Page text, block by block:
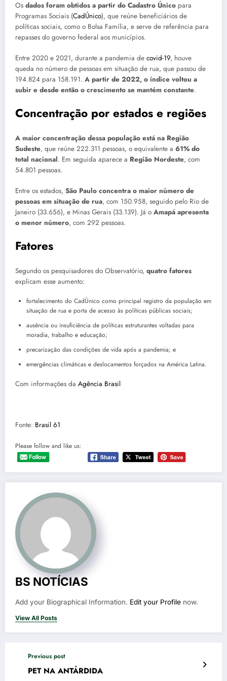
Os dados foram obtidos a partir do Cadastro Único para
Programas Sociais (CadÚnico), que reúne beneficiários de
políticas sociais, como o Bolsa Família, e serve de referência para
repasses do governo federal aos municípios.
Entre 2020 e 2021, durante a pandemia de covid-19, houve
queda no número de pessoas em situação de rua, que passou de
194.824 para 158.191. A partir de 2022, o índice voltou a
subir e desde então o crescimento se mantém constante.
Concentração por estados e regiões
A maior concentração dessa população está na Região
Sudeste, que reúne 222.311 pessoas, o equivalente a 61% do
total nacional. Em seguida aparece a Região Nordeste, com
54.801 pessoas.
Entre os estados, São Paulo concentra o maior número de
pessoas em situação de rua, com 150.958, seguido pelo Rio de
Janeiro (33.656), e Minas Gerais (33.139). Já o Amapá apresenta
o menor número, com 292 pessoas.
Fatores
Segundo os pesquisadores do Observatório, quatro fatores
explicam esse aumento:
fortalecimento do CadÚnico como principal registro da população em
situação de rua e porta de acesso às políticas públicas sociais;
ausência ou insuficiência de políticas estruturantes voltadas para
moradia, trabalho e educação;
precarização das condições de vida após a pandemia; e
emergências climáticas e deslocamentos forçados na América Latina.
Com informações da Agência Brasil
Fonte: Brasil 61
Please follow and like us:
BS NOTÍCIAS
Add your Biographical Information. Edit your Profile now.
View All Posts
Previous post
PET NA ANTÁRDIDA